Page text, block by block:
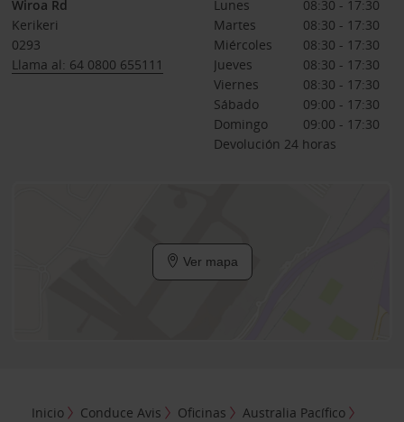
Wiroa Rd
Kerikeri
0293
Llama al: 64 0800 655111
Lunes
08:30 - 17:30
Martes
08:30 - 17:30
Miércoles
08:30 - 17:30
Jueves
08:30 - 17:30
Viernes
08:30 - 17:30
Sábado
09:00 - 17:30
Domingo
09:00 - 17:30
Devolución 24 horas
Ver mapa
Inicio Conduce Avis Oficinas
Australia Pacífico